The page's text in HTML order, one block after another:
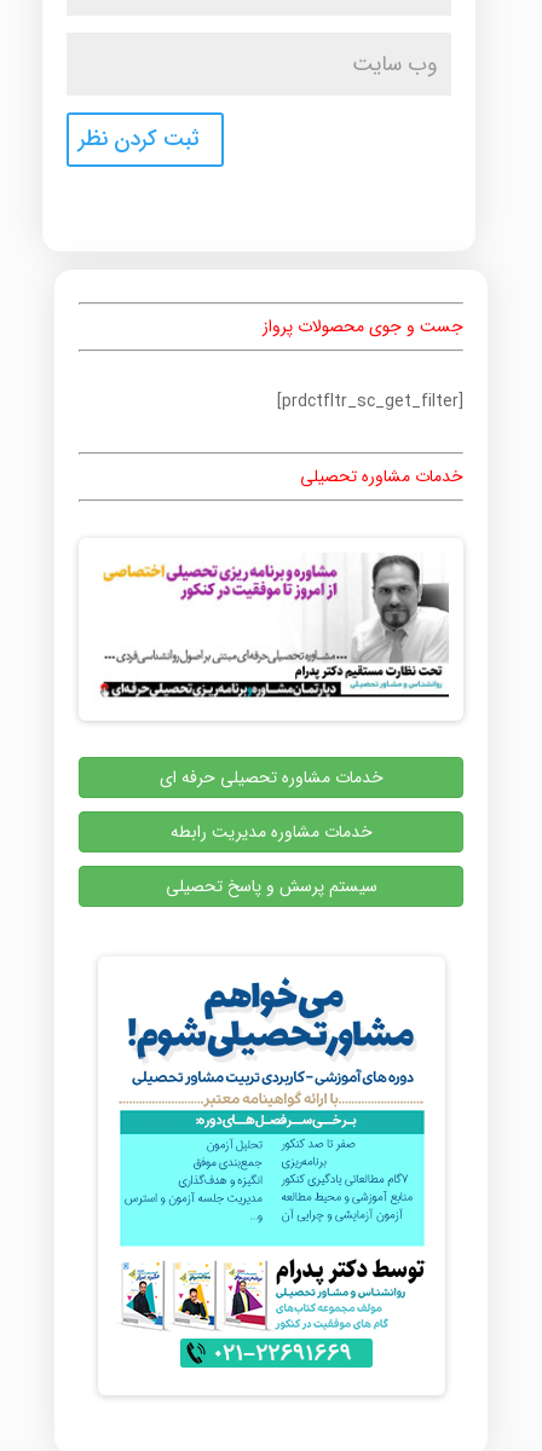
جست و جوی محصولات پرواز
[prdctfltr_sc_get_filter]
خدمات مشاوره تحصیلی
خدمات مشاوره تحصیلی حرفه ای
خدمات مشاوره مدیریت رابطه
سیستم پرسش و پاسخ تحصیلی